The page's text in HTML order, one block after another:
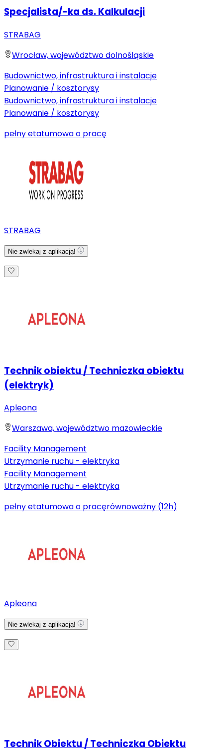
Specjalista/-ka ds. Kalkulacji
STRABAG
Wrocław, województwo dolnośląskie
Budownictwo, infrastruktura i instalacje
Planowanie / kosztorysy
Budownictwo, infrastruktura i instalacje
Planowanie / kosztorysy
pełny etatumowa o pracę
STRABAG
Nie zwlekaj z aplikacją!
Technik obiektu / Techniczka obiektu
(elektryk)
Apleona
Warszawa, województwo mazowieckie
Facility Management
Utrzymanie ruchu - elektryka
Facility Management
Utrzymanie ruchu - elektryka
pełny etatumowa o pracęrównoważny (12h)
Apleona
Nie zwlekaj z aplikacją!
Technik Obiektu / Techniczka Obiektu